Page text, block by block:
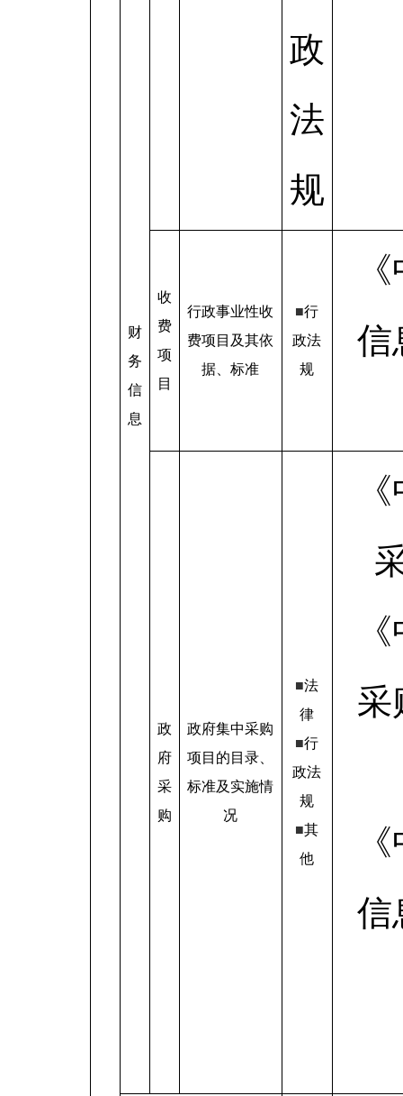
财
务
信
息
政
法
规
收
费
项
目
行政事业性收
费项目及其依
据、标准
■行
政法
规
信
政
府
采
购
政府集中采购
项目的目录、
标准及实施情
况
■法
律
■行
政法
规
■其
他
采
信